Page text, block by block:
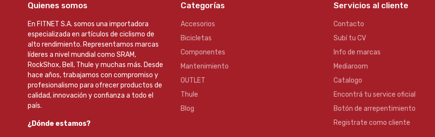
Quienes somos
En FITNET S.A. somos una importadora
especializada en artículos de ciclismo de
alto rendimiento. Representamos marcas
líderes a nivel mundial como SRAM,
RockShox, Bell, Thule y muchas más. Desde
hace años, trabajamos con compromiso y
profesionalismo para ofrecer productos de
calidad, innovación y confianza a todo el
país.
¿Dónde estamos?
Categorías
Accesorios
Bicicletas
Componentes
Mantenimiento
OUTLET
Thule
Blog
Servicios al cliente
Contacto
Subí tu CV
Info de marcas
Mediaroom
Catalogo
Encontrá tu service oficial
Botón de arrepentimiento
Registrate como cliente